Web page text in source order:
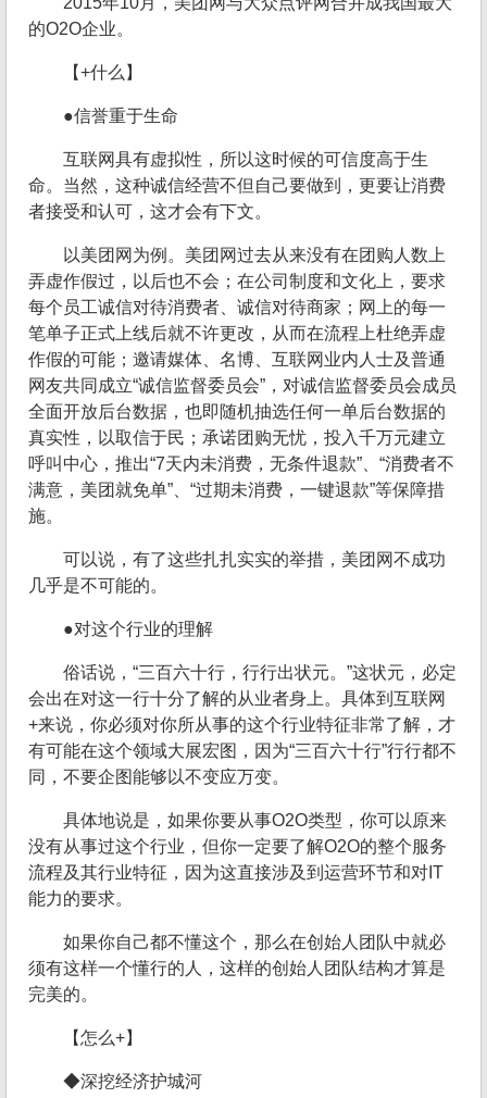
的O2O企业。
【+什么】
●信誉重于生命
互联网具有虚拟性，所以这时候的可信度高于生
命。当然，这种诚信经营不但自己要做到，更要让消费
者接受和认可，这才会有下文。
以美团网为例。美团网过去从来没有在团购人数上
弄虚作假过，以后也不会；在公司制度和文化上，要求
每个员工诚信对待消费者、诚信对待商家；网上的每一
笔单子正式上线后就不许更改，从而在流程上杜绝弄虚
作假的可能；邀请媒体、名博、互联网业内人士及普通
网友共同成立“诚信监督委员会”，对诚信监督委员会成员
全面开放后台数据，也即随机抽选任何一单后台数据的
真实性，以取信于民；承诺团购无忧，投入千万元建立
呼叫中心，推出“7天内未消费，无条件退款”、“消费者不
满意，美团就免单”、“过期未消费，一键退款”等保障措
施。
可以说，有了这些扎扎实实的举措，美团网不成功
几乎是不可能的。
●对这个行业的理解
俗话说，“三百六十行，行行出状元。”这状元，必定
会出在对这一行十分了解的从业者身上。具体到互联网
+来说，你必须对你所从事的这个行业特征非常了解，才
有可能在这个领域大展宏图，因为“三百六十行”行行都不
同，不要企图能够以不变应万变。
具体地说是，如果你要从事O2O类型，你可以原来
没有从事过这个行业，但你一定要了解O2O的整个服务
流程及其行业特征，因为这直接涉及到运营环节和对IT
能力的要求。
如果你自己都不懂这个，那么在创始人团队中就必
须有这样一个懂行的人，这样的创始人团队结构才算是
完美的。
【怎么+】
◆深挖经济护城河